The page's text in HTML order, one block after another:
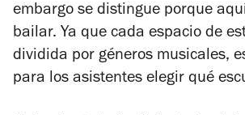
embargo se distingue porque
bailar. Ya que cada espacio de
dividida por géneros musicales,
para los asistentes elegir qué